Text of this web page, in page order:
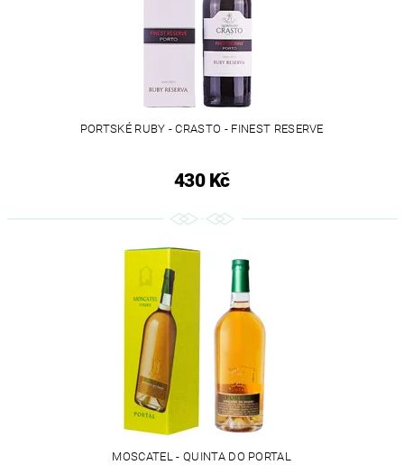
PORTSKÉ RUBY - CRASTO - FINEST RESERVE
430 Kč
MOSCATEL - QUINTA DO PORTAL